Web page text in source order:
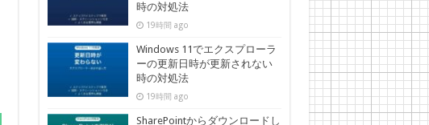
時の対処法
19時間 ago
Windows 11でエクスプローラ
ーの更新日時が更新されない
時の対処法
19時間 ago
SharePointからダウンロードし